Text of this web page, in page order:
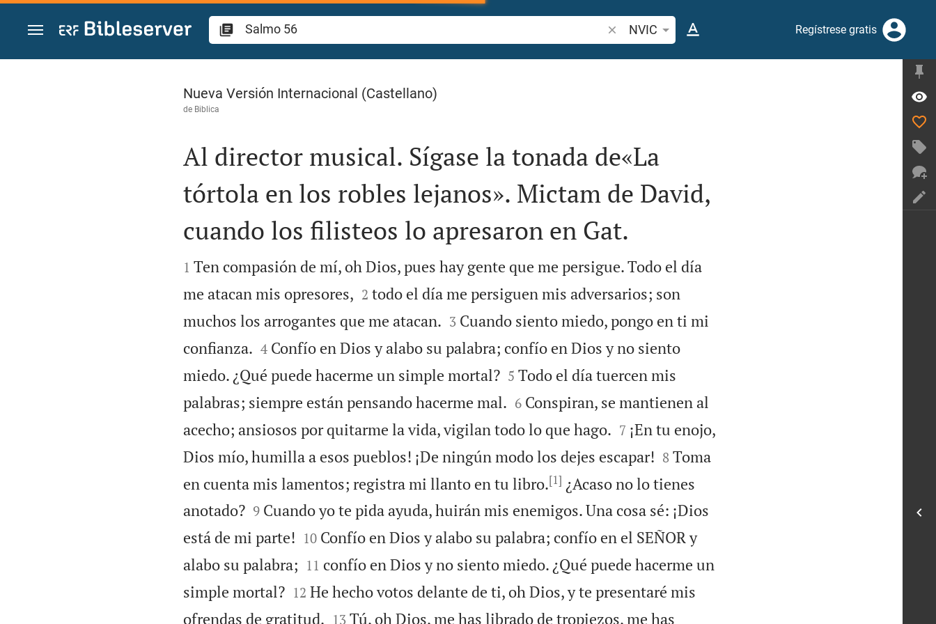
Ir a un contenido
Buscar versículo bíblico o palabra
NVIC Regístrese gratis
Salmo 56
Nueva Versión Internacional (Castellano)
de Biblica

Al director musical. Sígase la tonada de«La
tórtola en los robles lejanos». Mictam de David,
cuando los filisteos lo apresaron en Gat.

1 Ten compasión de mí, oh Dios, pues hay gente que me persigue. Todo el día
me atacan mis opresores,
2 todo el día me persiguen mis adversarios; son
muchos los arrogantes que me atacan.
3 Cuando siento miedo, pongo en ti mi
confianza.
4 Confío en Dios y alabo su palabra; confío en Dios y no siento
miedo. ¿Qué puede hacerme un simple mortal?
5 Todo el día tuercen mis
palabras; siempre están pensando hacerme mal.
6 Conspiran, se mantienen al
acecho; ansiosos por quitarme la vida, vigilan todo lo que hago.
7 ¡En tu enojo,
Dios mío, humilla a esos pueblos! ¡De ningún modo los dejes escapar!
8 Toma
en cuenta mis lamentos; registra mi llanto en tu libro.[1] ¿Acaso no lo tienes
anotado?
9 Cuando yo te pida ayuda, huirán mis enemigos. Una cosa sé: ¡Dios
está de mi parte!
10 Confío en Dios y alabo su palabra; confío en el SEÑOR y
alabo su palabra;
11 confío en Dios y no siento miedo. ¿Qué puede hacerme un
simple mortal?
12 He hecho votos delante de ti, oh Dios, y te presentaré mis
ofrendas de gratitud.
13 Tú, oh Dios, me has librado de tropiezos, me has